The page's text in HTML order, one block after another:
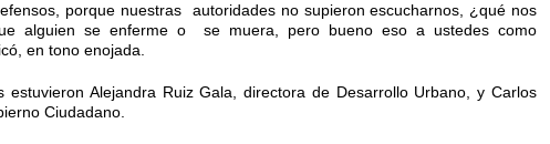
porque nuestras autoridades no supieron escucharnos, ¿qué nos
alguien se enferme o se muera, pero bueno eso a ustedes como
en tono enojada.
estuvieron Alejandra Ruiz Gala, directora de Desarrollo Urbano, y Carlos
Ciudadano.